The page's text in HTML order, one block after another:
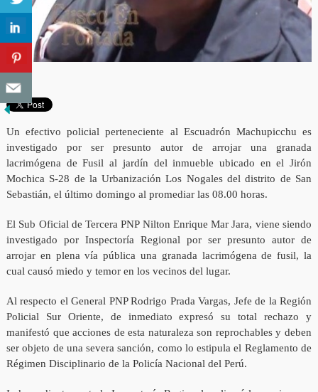
Un efectivo policial perteneciente al Escuadrón Machupicchu es
investigado por ser presunto autor de arrojar una granada
lacrimógena de Fusil al jardín del inmueble ubicado en el Jirón
Mochica S-28 de la Urbanización Los Nogales del distrito de San
Sebastián, el último domingo al promediar las 08.00 horas.
El Sub Oficial de Tercera PNP Nilton Enrique Mar Jara, viene siendo
investigado por Inspectoría Regional por ser presunto autor de
arrojar en plena vía pública una granada lacrimógena de fusil, la
cual causó miedo y temor en los vecinos del lugar.
Al respecto el General PNP Rodrigo Prada Vargas, Jefe de la Región
Policial Sur Oriente, de inmediato expresó su total rechazo y
manifestó que acciones de esta naturaleza son reprochables y deben
ser objeto de una severa sanción, como lo estipula el Reglamento de
Régimen Disciplinario de la Policía Nacional del Perú.